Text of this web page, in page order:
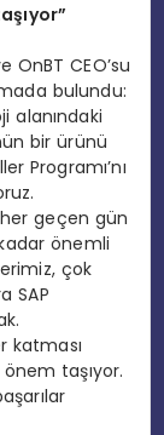
OnBT CEO’su
bulundu:
alanındaki
bir ürünü
Programı’nı
geçen gün
önemli
çok
SAP
katması
taşıyor.